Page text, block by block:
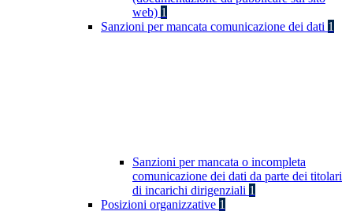
web) 1
Sanzioni per mancata comunicazione dei dati 1
Sanzioni per mancata o incompleta
comunicazione dei dati da parte dei titolari
di incarichi dirigenziali 1
Posizioni organizzative 1